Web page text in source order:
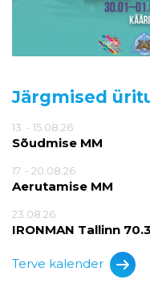
Järgmised
13. - 15.08.26
Sõudmise MM
17. - 20.08.26
Aerutamise MM
23.08.26
IRONMAN Tallinn
Terve kalender